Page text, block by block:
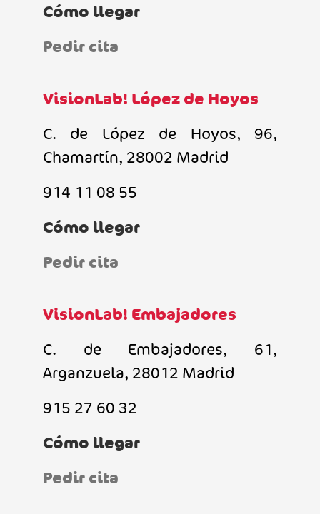
Cómo llegar
Pedir cita
VisionLab! López de Hoyos
C. de López de Hoyos, 96,
Chamartín, 28002 Madrid
914 11 08 55
Cómo llegar
Pedir cita
VisionLab! Embajadores
C. de Embajadores, 61,
Arganzuela, 28012 Madrid
915 27 60 32
Cómo llegar
Pedir cita